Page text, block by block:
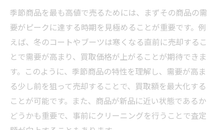
季節商品を最も高値で売るためには、まずその商品の需
要がピークに達する時期を見極めることが重要です。例
えば、冬のコートやブーツは寒くなる直前に売却するこ
とで需要が高まり、買取価格が上がることが期待できま
す。このように、季節商品の特性を理解し、需要が高ま
る少し前を狙って売却することで、買取額を最大化する
ことが可能です。また、商品が新品に近い状態であるか
どうかも重要で、事前にクリーニングを行うことで査定